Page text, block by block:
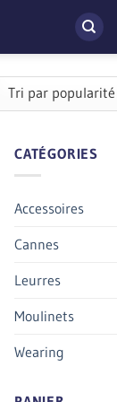
CATÉGORIES
Accessoires
Cannes
Leurres
Moulinets
Wearing